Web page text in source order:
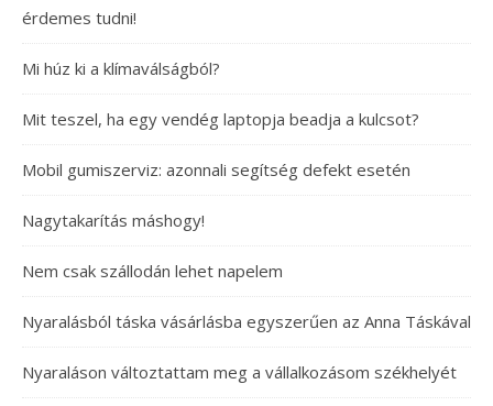
érdemes tudni!
Mi húz ki a klímaválságból?
Mit teszel, ha egy vendég laptopja beadja a kulcsot?
Mobil gumiszerviz: azonnali segítség defekt esetén
Nagytakarítás máshogy!
Nem csak szállodán lehet napelem
Nyaralásból táska vásárlásba egyszerűen az Anna Táskával
Nyaraláson változtattam meg a vállalkozásom székhelyét